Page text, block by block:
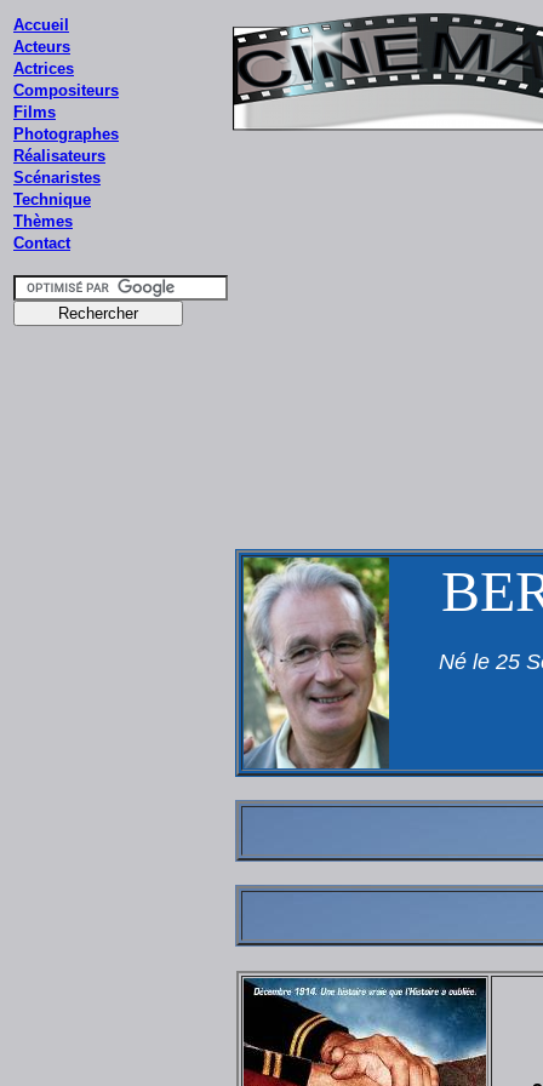
Accueil
Acteurs
Actrices
Compositeurs
Films
Photographes
Réalisateurs
Scénaristes
Technique
Thèmes
Contact
Né le 25